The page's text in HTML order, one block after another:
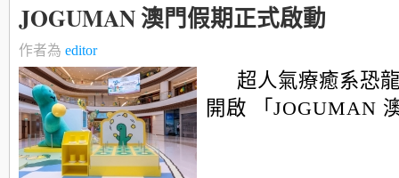
JOGUMAN 澳門假期正式啟動
作者為 editor
超人氣療癒系恐
開啟 「JOGUMAN